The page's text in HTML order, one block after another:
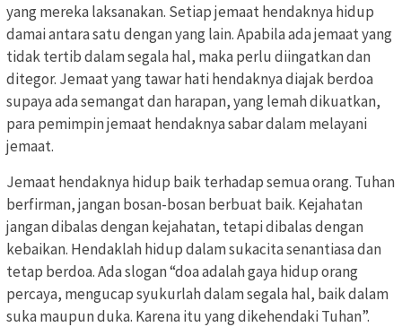
yang mereka laksanakan. Setiap jemaat hendaknya hidup
damai antara satu dengan yang lain. Apabila ada jemaat yang
tidak tertib dalam segala hal, maka perlu diingatkan dan
ditegor. Jemaat yang tawar hati hendaknya diajak berdoa
supaya ada semangat dan harapan, yang lemah dikuatkan,
para pemimpin jemaat hendaknya sabar dalam melayani
jemaat.
Jemaat hendaknya hidup baik terhadap semua orang. Tuhan
berfirman, jangan bosan-bosan berbuat baik. Kejahatan
jangan dibalas dengan kejahatan, tetapi dibalas dengan
kebaikan. Hendaklah hidup dalam sukacita senantiasa dan
tetap berdoa. Ada slogan “doa adalah gaya hidup orang
percaya, mengucap syukurlah dalam segala hal, baik dalam
suka maupun duka. Karena itu yang dikehendaki Tuhan”.